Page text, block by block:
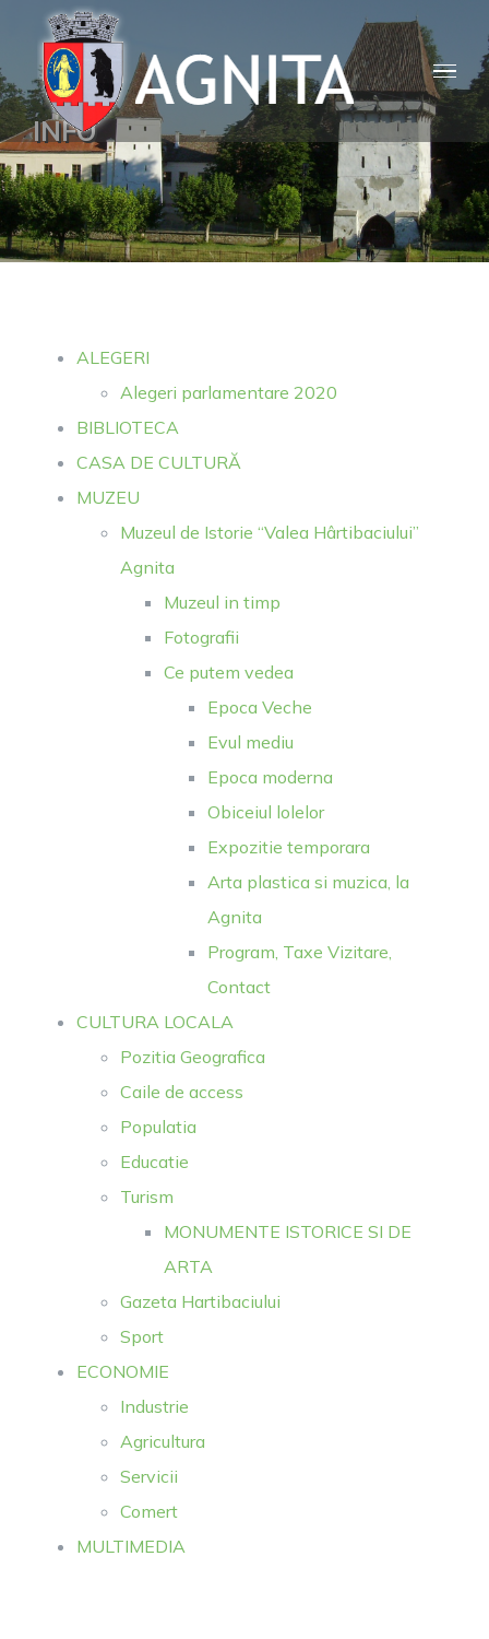
content
INFO
ALEGERI
Alegeri parlamentare 2020
BIBLIOTECA
CASA DE CULTURĂ
MUZEU
Muzeul de Istorie “Valea Hârtibaciului”
Agnita
Muzeul in timp
Fotografii
Ce putem vedea
Epoca Veche
Evul mediu
Epoca moderna
Obiceiul lolelor
Expozitie temporara
Arta plastica si muzica, la
Agnita
Program, Taxe Vizitare,
Contact
CULTURA LOCALA
Pozitia Geografica
Caile de access
Populatia
Educatie
Turism
MONUMENTE ISTORICE SI DE
ARTA
Gazeta Hartibaciului
Sport
ECONOMIE
Industrie
Agricultura
Servicii
Comert
MULTIMEDIA